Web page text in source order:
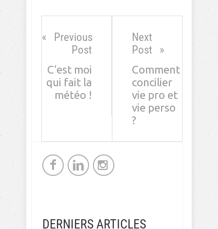
Comment as a guest: